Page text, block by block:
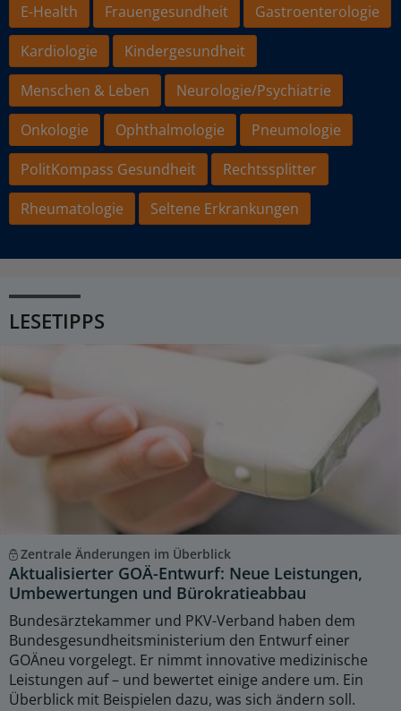
E-Health
Frauengesundheit
Gastroenterologie
Kardiologie
Kindergesundheit
Menschen & Leben
Neurologie/Psychiatrie
Onkologie
Ophthalmologie
Pneumologie
PolitKompass Gesundheit
Rechtssplitter
Rheumatologie
Seltene Erkrankungen
LESETIPPS
Zentrale Änderungen im Überblick
Aktualisierter GOÄ-Entwurf: Neue Leistungen,
Umbewertungen und Bürokratieabbau
Bundesärztekammer und PKV-Verband haben dem
Bundesgesundheitsministerium den Entwurf einer
GOÄneu vorgelegt. Er nimmt innovative medizinische
Leistungen auf – und bewertet einige andere um. Ein
Überblick mit Beispielen dazu, was sich ändern soll.